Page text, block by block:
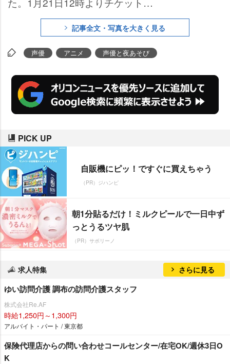
売がスタートした。
記事全文・写真を大きく見る
声優 アニメ 声優と夜あそび
PICK UP
自販機にピッ！ですぐに買えちゃう
（PR）ジハンピ
朝1分貼るだけ！ミルクピールで一日中ず
っとうるツヤ肌
（PR）サボリーノ
求人特集 さらに見る
ゆい訪問介護 調布の訪問介護スタッフ
株式会社Re.AF
時給1,250円～1,300円
アルバイト・パート / 東京都
保険代理店からの問い合わせコールセンター/在宅OK/週休3日O
K